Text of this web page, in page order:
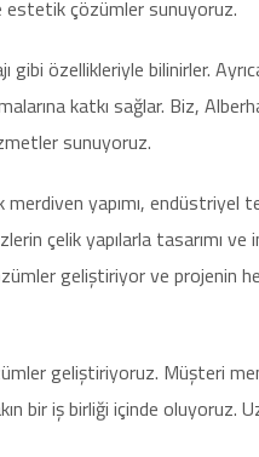
estetik çözümler sunuyoruz.
özellikleriyle bilinirler.
katkı sağlar. Biz,
sunuyoruz.
merdiven yapımı, endüstriyel
çelik yapılarla tasarımı ve
geliştiriyor ve projenin
geliştiriyoruz. Müşteri
bir iş birliği içinde oluyoruz.